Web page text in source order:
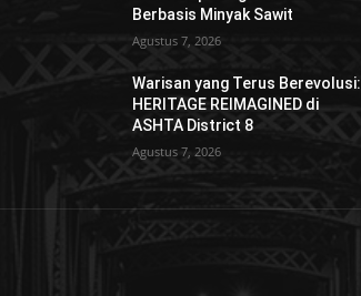
Berbasis Minyak Sawit
Agustus 7, 2026
Warisan yang Terus Berevolusi:
HERITAGE REIMAGINED di
ASHTA District 8
Agustus 7, 2026